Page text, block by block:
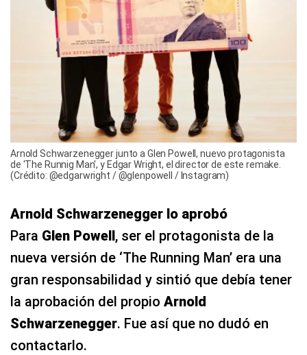
Arnold Schwarzenegger junto a Glen Powell, nuevo protagonista
de 'The Runnig Man', y Edgar Wright, el director de este remake.
(Crédito: @edgarwright / @glenpowell / Instagram)
Arnold Schwarzenegger lo aprobó
Para Glen Powell, ser el protagonista de la
nueva versión de ‘The Running Man’ era una
gran responsabilidad y sintió que debía tener
la aprobación del propio Arnold
Schwarzenegger. Fue así que no dudó en
contactarlo.